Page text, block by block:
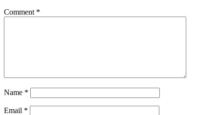
Comment *
Name *
Email *